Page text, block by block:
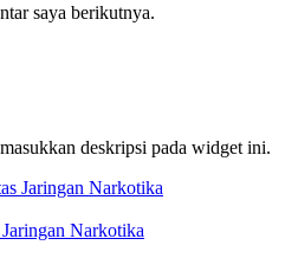
saya berikutnya.
deskripsi pada widget ini.
Narkotika